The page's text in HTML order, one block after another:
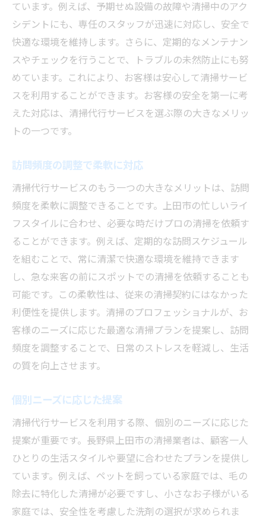
ています。例えば、予期せぬ設備の故障や清掃中のアク
シデントにも、専任のスタッフが迅速に対応し、安全で
快適な環境を維持します。さらに、定期的なメンテナン
スやチェックを行うことで、トラブルの未然防止にも努
めています。これにより、お客様は安心して清掃サービ
スを利用することができます。お客様の安全を第一に考
えた対応は、清掃代行サービスを選ぶ際の大きなメリッ
トの一つです。
訪問頻度の調整で柔軟に対応
清掃代行サービスのもう一つの大きなメリットは、訪問
頻度を柔軟に調整できることです。上田市の忙しいライ
フスタイルに合わせ、必要な時だけプロの清掃を依頼す
ることができます。例えば、定期的な訪問スケジュール
を組むことで、常に清潔で快適な環境を維持できます
し、急な来客の前にスポットでの清掃を依頼することも
可能です。この柔軟性は、従来の清掃契約にはなかった
利便性を提供します。清掃のプロフェッショナルが、お
客様のニーズに応じた最適な清掃プランを提案し、訪問
頻度を調整することで、日常のストレスを軽減し、生活
の質を向上させます。
個別ニーズに応じた提案
清掃代行サービスを利用する際、個別のニーズに応じた
提案が重要です。長野県上田市の清掃業者は、顧客一人
ひとりの生活スタイルや要望に合わせたプランを提供し
ています。例えば、ペットを飼っている家庭では、毛の
除去に特化した清掃が必要ですし、小さなお子様がいる
家庭では、安全性を考慮した洗剤の選択が求められま